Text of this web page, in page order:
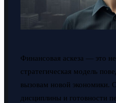
Финансовая аскеза — это
стратегическая модель
вызовам новой экономики.
дисциплины и готовности